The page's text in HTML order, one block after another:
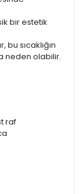
bir estetik
bu sıcaklığın
neden olabilir.
raf